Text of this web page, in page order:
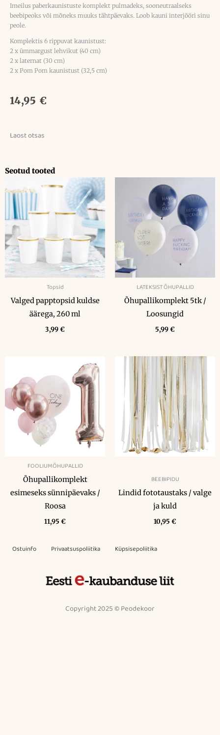
Imeilus paberkaunistuste komplekt pulmadeks, sooneutraalseks
beebipeoks või mõneks muuks tähtpäevaks. Loob kauni interjööri sinu
peole.
Komplektis 6 rippuvat kaunistust:
2 x ümmargust lehvikut (40 cm)
2 x laternat (30 cm)
2 x Pom Pom kaunistust (32,5 cm)
14,95 €
Laost otsas
Seotud tooted
Topsid
Valged papptopsid kuldse
äärega, 260 ml
3,99€
LATEKSIST ÕHUPALLID
Õhupallikomplekt 5tk /
Loosungid
5,99€
FOOLIUMÕHUPALLID
Õhupallikomplekt
esimeseks sünnipäevaks /
Roosa
11,95 €
BEEBIPIDU
Lindid fototaustaks / valge
ja kuld
10,95 €
Ostuinfo Privaatsuspoliitika Küpsisepoliitika
Copyright 2025 © Peodekoor